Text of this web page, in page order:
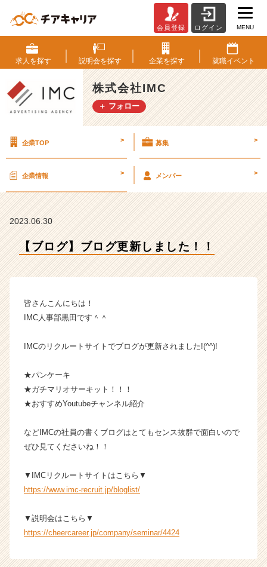
ロ
グ】
ブ
ロ
グ
更
し
た！！
式
M
C
ラ
ン】
チ
ャ
成
長
業
ら
ウ
が
会員登録 ログイン MENU
求人を探す 説明会を探す 企業を探す 就職イベント
株式会社IMC
＋ フォロー
企業TOP > 募集 >
企業情報 > メンバー >
2023.06.30
【ブログ】ブログ更新しました！！
皆さんこんにちは！
IMC人事部黒田です＾＾
IMCのリクルートサイトでブログが更新されました!(^^)!
★パンケーキ
★ガチマリオサーキット！！！
★おすすめYoutubeチャンネル紹介
などIMCの社員の書くブログはとてもセンス抜群で面白いので
ぜひ見てくださいね！！
▼IMCリクルートサイトはこちら▼
https://www.imc-recruit.jp/bloglist/
▼説明会はこちら▼
https://cheercareer.jp/company/seminar/4424